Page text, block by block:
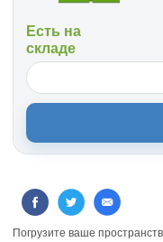
Есть на
складе
Погрузите ваше